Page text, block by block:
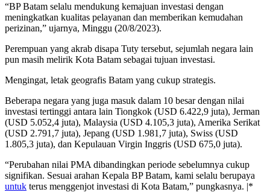
“BP Batam selalu mendukung kemajuan investasi dengan
meningkatkan kualitas pelayanan dan memberikan kemudahan
perizinan,” ujarnya, Minggu (20/8/2023).
Perempuan yang akrab disapa Tuty tersebut, sejumlah negara lain
pun masih melirik Kota Batam sebagai tujuan investasi.
Mengingat, letak geografis Batam yang cukup strategis.
Beberapa negara yang juga masuk dalam 10 besar dengan nilai
investasi tertinggi antara lain Tiongkok (USD 6.422,9 juta), Jerman
(USD 5.052,4 juta), Malaysia (USD 4.105,3 juta), Amerika Serikat
(USD 2.791,7 juta), Jepang (USD 1.981,7 juta), Swiss (USD
1.805,3 juta), dan Kepulauan Virgin Inggris (USD 675,0 juta).
“Perubahan nilai PMA dibandingkan periode sebelumnya cukup
signifikan. Sesuai arahan Kepala BP Batam, kami selalu berupaya
untuk terus menggenjot investasi di Kota Batam,” pungkasnya. |*